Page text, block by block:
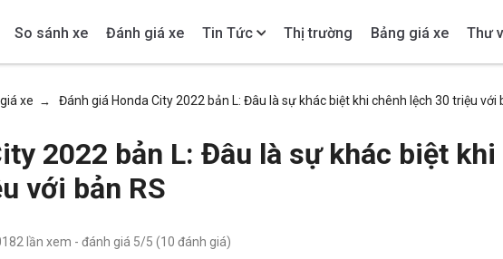
So sánh xe Đánh giá xe Tin Tức Thị trường Bảng giá xe Thư
xe → Đánh giá Honda City 2022 bản L: Đâu là sự khác biệt khi chênh lệch 30 triệu với
2022 bản L: Đâu là sự khác biệt khi
với bản RS
lần xem - đánh giá 5/5 (10 đánh giá)